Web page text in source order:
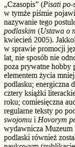
„Czasopis” (Pisati po-
w tymże piśmie
nazywanie tego
podlaskim (Ustawa o
kwiecień 2005).
w sprawie promocji
lat, nie sposób nie
poza prywatne hobby
elementem życia
podlasku; energiczna
cztery książki
roku; comiesięczna
regularne teksty po
swojomu i Hovorym
wydawnicza Muzeum
podlaski również